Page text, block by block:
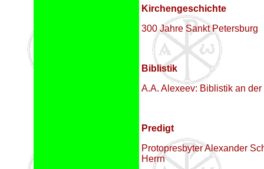
Kirchengeschichte
300 Jahre Sankt Petersburg
Biblistik
A.A. Alexeev: Biblistik an
Predigt
Protopresbyter Alexander
Herrn